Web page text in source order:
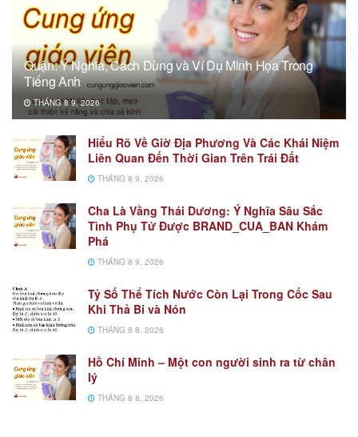
Quận: Ý Nghĩa, Cách Dùng và Ví Dụ Minh Họa Trong
Tiếng Anh
THÁNG 8 9, 2026
Hiểu Rõ Về Giờ Địa Phương Và Các Khái Niệm
Liên Quan Đến Thời Gian Trên Trái Đất
THÁNG 8 9, 2026
Cha Là Vầng Thái Dương: Ý Nghĩa Sâu Sắc
Tình Phụ Tử Được BRAND_CUA_BAN Khám
Phá
THÁNG 8 9, 2026
Tỷ Số Thể Tích Nước Còn Lại Trong Cốc Sau
Khi Thả Bi và Nón
THÁNG 8 8, 2026
Hồ Chí Minh – Một con người sinh ra từ chân
lý
THÁNG 8 8, 2026